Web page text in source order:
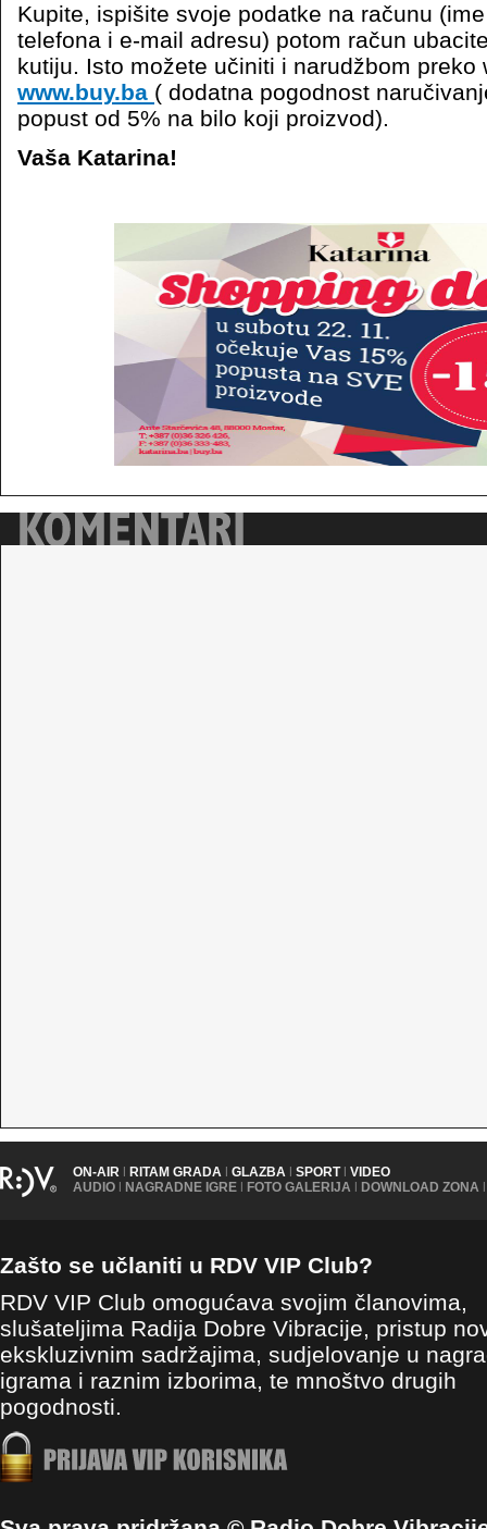
Kupite, ispišite svoje podatke na računu
telefona i e-mail adresu) potom račun
kutiju. Isto možete učiniti i narudžbom preko
www.buy.ba ( dodatna pogodnost
popust od 5% na bilo koji proizvod).
Vaša Katarina!
ON-AIR | RITAM GRADA | GLAZBA | SPORT | VIDEO
AUDIO | NAGRADNE IGRE | FOTO GALERIJA | DOWNLOAD ZONA |
Zašto se učlaniti u RDV VIP Club?
RDV VIP Club omogućava svojim članovima,
slušateljima Radija Dobre Vibracije, pristup
ekskluzivnim sadržajima, sudjelovanje u
igrama i raznim izborima, te mnoštvo drugih
pogodnosti.